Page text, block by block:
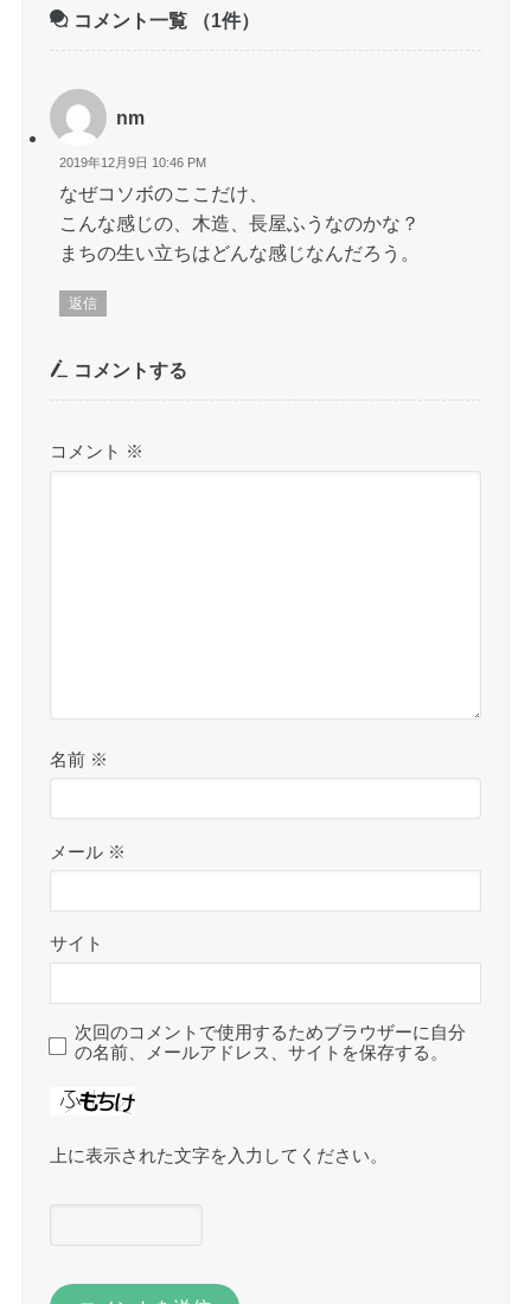
コメント一覧 （1件）
nm
2019年12月9日 10:46 PM
なぜコソボのここだけ、
こんな感じの、木造、長屋ふうなのかな？
まちの生い立ちはどんな感じなんだろう。
返信
コメントする
コメント ※
名前 ※
メール ※
サイト
次回のコメントで使用するためブラウザーに自分
の名前、メールアドレス、サイトを保存する。
上に表示された文字を入力してください。